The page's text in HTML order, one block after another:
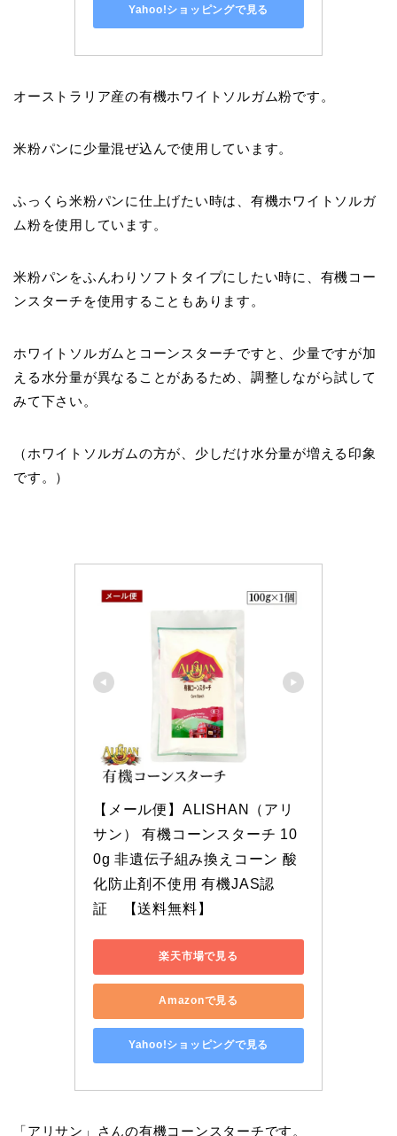
Yahoo!ショッピングで見る
オーストラリア産の有機ホワイトソルガム粉です。
米粉パンに少量混ぜ込んで使用しています。
ふっくら米粉パンに仕上げたい時は、有機ホワイトソルガ
ム粉を使用しています。
米粉パンをふんわりソフトタイプにしたい時に、有機コー
ンスターチを使用することもあります。
ホワイトソルガムとコーンスターチですと、少量ですが加
える水分量が異なることがあるため、調整しながら試して
みて下さい。
（ホワイトソルガムの方が、少しだけ水分量が増える印象
です。）
【メール便】ALISHAN（アリ
サン） 有機コーンスターチ 10
0g 非遺伝子組み換えコーン 酸
化防止剤不使用 有機JAS認
証　【送料無料】
楽天市場で見る
Amazonで見る
Yahoo!ショッピングで見る
「アリサン」さんの有機コーンスターチです。